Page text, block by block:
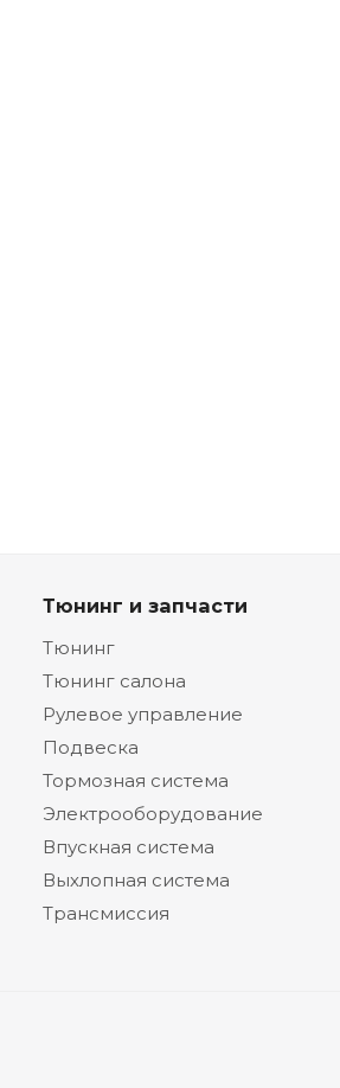
Тюнинг и запчасти
Тюнинг
Тюнинг салона
Рулевое управление
Подвеска
Тормозная система
Электрооборудование
Впускная система
Выхлопная система
Трансмиссия